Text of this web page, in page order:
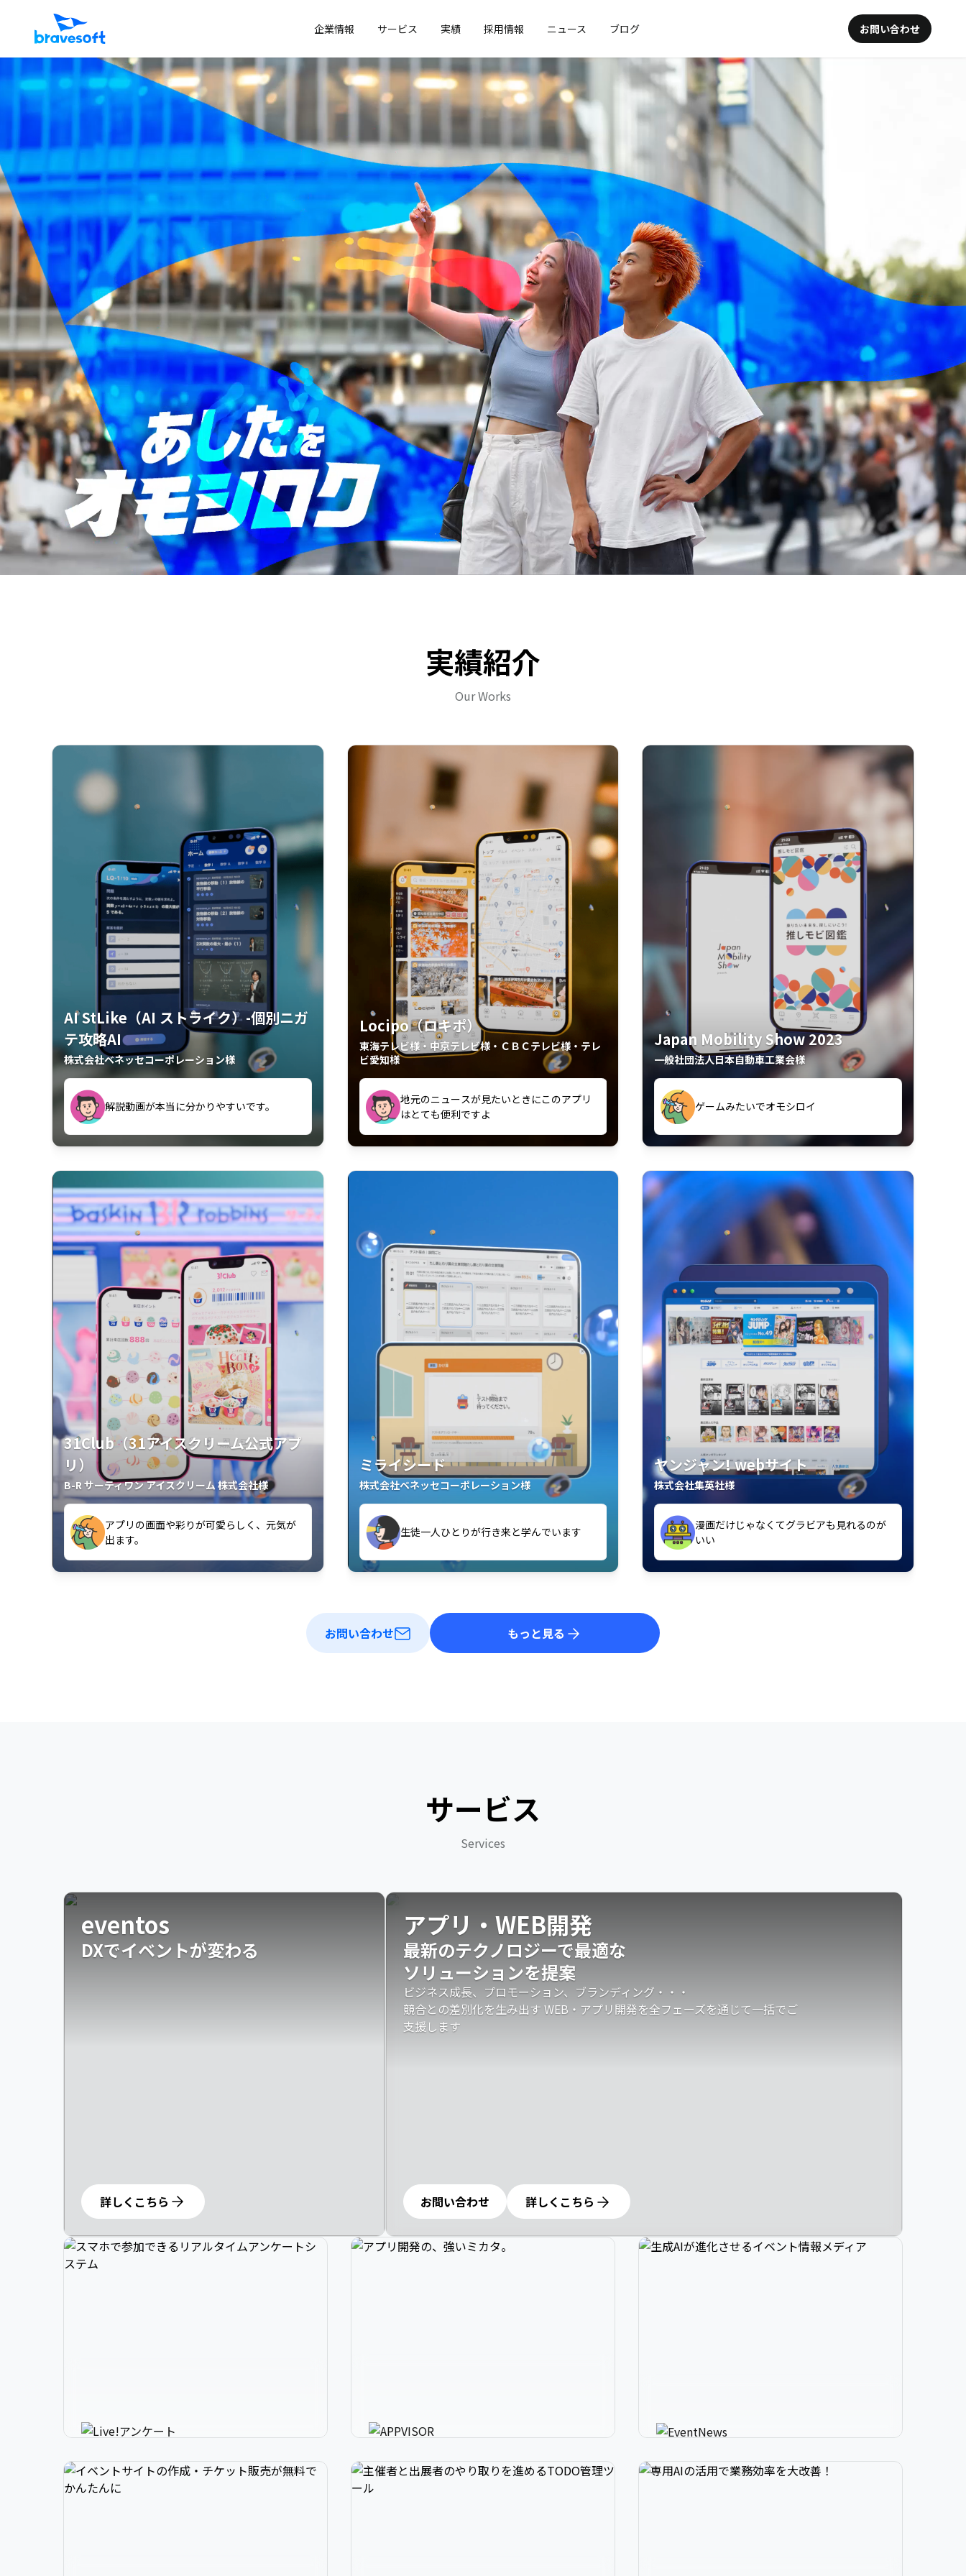
企業情報 サービス 実績 採用情報 ニュース ブログ お問い合わせ
実績紹介
Our Works
AI StLike（AI ストライク）-個別ニガ
テ攻略AI
株式会社ベネッセコーポレーション様
古文漢文を主に使わせていただいている
が、復習するのに非常に役立っている。
解説動画が本当に分かりやすいです。
Locipo（ロキポ）
東海テレビ様・中京テレビ様・ＣＢＣテレビ様・テレ
ビ愛知様
中京テレビのおもしろ番組が視聴可能地域
外からも見れるの嬉しいポイント
いつも利用させていただいております！
Japan Mobility Show 2023
一般社団法人日本自動車工業会様
夢中で推しモビを探してビッグサイトで6時
間も滞在してしまった
久々のモーターショーがアプリでもっと楽
しめました
31Club（31アイスクリーム公式アプ
リ）
B-R サーティワン アイスクリーム 株式会社様
アプリの画面や彩りが可愛らしく、元気が
出ます。
クラスごとに特典があるようなので使うの
が楽しいです。
ミライシード
株式会社ベネッセコーポレーション様
生徒一人ひとりが行き来と学んでいます
い」「解くことが楽しい」を実感していま
ヤンジャン! webサイト
株式会社集英社様
漫画だけじゃなくてグラビアも見れるのが
いい
紙の雑誌買うより安くて助かる
お問い合わせ もっと見る
サービス
Services
eventos
DXでイベントが変わる
詳しくこちら
アプリ・WEB開発
最新のテクノロジーで最適な
ソリューションを提案
ビジネス成長、プロモーション、ブランディング・・・
競合との差別化を生み出す WEB・アプリ開発を全フェーズを通じて一括でご
支援します
お問い合わせ 詳しくこちら
3 1 2 2 2 3 9